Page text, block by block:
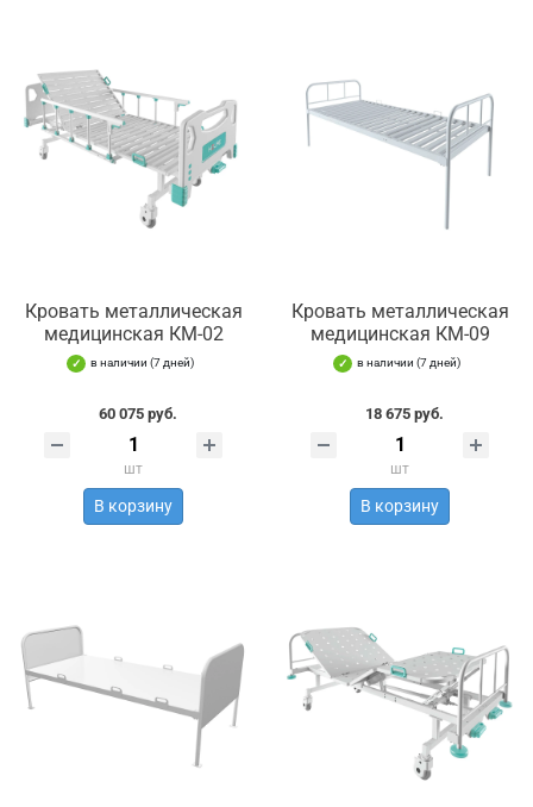
Кровать металлическая
медицинская КМ-02
в наличии (7 дней)
60 075 руб.
шт
В корзину
Кровать металлическая
медицинская КМ-09
в наличии (7 дней)
18 675 руб.
шт
В корзину